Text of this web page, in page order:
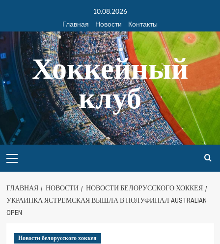
10.08.2026
Главная
Новости Контакты
Хоккейный
клуб
ГЛАВНАЯ НОВОСТИ
НОВОСТИ БЕЛОРУССКОГО ХОККЕЯ
УКРАИНКА ЯСТРЕМСКАЯ ВЫШЛА В ПОЛУФИНАЛ AUSTRALIAN
OPEN
Новости белорусского хоккея